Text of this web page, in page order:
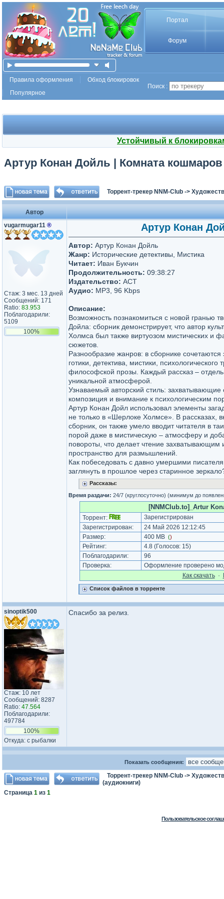
Портал
Форум
Правила оформления
Обход блокировок
Популярное
Поиск :
Устойчивый к
Артур Конан Дойль | Комната
Торрент-трекер NNM-Club ->
Автор
vugarmugar11 ®
Стаж: 3 мес. 13 дней
Сообщений: 171
Ratio: 83.953
Поблагодарили:
5109
100%
Артур Конан
Автор: Артур Конан Дойль
Жанр: Исторические детективы, Мистика
Читает: Иван Букчин
Продолжительность: 09:38:27
Издательство: АСТ
Аудио: MP3, 96 Kbps
Описание:
Возможность познакомиться с новой гранью
Дойла: сборник демонстрирует, что автор
Холмса был также виртуозом мистических и
сюжетов.
Разнообразие жанров: в сборнике
готики, детектива, мистики, психологического
философской прозы. Каждый рассказ –
уникальной атмосферой.
Узнаваемый авторский стиль: захватывающие
композиция и внимание к психологическим
Артур Конан Дойл использовал элементы
не только в «Шерлоке Холмсе». В рассказах,
сборник, он также умело вводит читателя в
порой даже в мистическую – атмосферу и
повороты, что делает чтение захватывающим
пространство для размышлений.
Как побеседовать с давно умершими
заглянуть в прошлое через старинное
Рассказы:
Время раздачи: 24/7 (круглосуточно) (минимум до
[NNMClub.to]_Artur
Торрент:
Зарегистрирован
Зарегистрирован:
24 Май 2026 12:12:45
Размер:
400 MB ()
Рейтинг: 4.8 (Голосов: 15)
Поблагодарили:
96
Проверка:
Оформление проверено
Как cкачать·
Список файлов в торренте
sinoptik500
Стаж: 10 лет
Сообщений: 8287
Ratio: 47.564
Поблагодарили:
497784
100%
Откуда: с рыбалки
Спасибо за релиз.
Показать сообщения:
Торрент-трекер NNM-Club ->
(аудиокниги)
Страница 1 из 1
Пользовательское